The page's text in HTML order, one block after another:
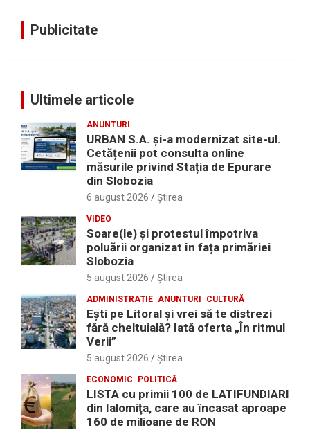
Publicitate
Ultimele articole
ANUNTURI
URBAN S.A. și-a modernizat site-ul.
Cetățenii pot consulta online
măsurile privind Stația de Epurare
din Slobozia
6 august 2026 Ştirea
VIDEO
Soare(le) și protestul împotriva
poluării organizat în fața primăriei
Slobozia
5 august 2026 Ştirea
ADMINISTRAȚIE ANUNTURI CULTURĂ
Eşti pe Litoral şi vrei să te distrezi
fără cheltuială? Iată oferta „În ritmul
Verii”
5 august 2026 Ştirea
ECONOMIC POLITICĂ
LISTA cu primii 100 de LATIFUNDIARI
din Ialomiţa, care au încasat aproape
160 de milioane de RON